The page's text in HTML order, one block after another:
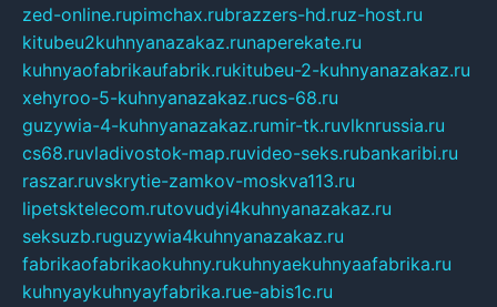
zed-online.rupimchax.rubrazzers-hd.ruz-host.ru
kitubeu2kuhnyanazakaz.runaperekate.ru
kuhnyaofabrikaufabrik.rukitubeu-2-kuhnyanazakaz.ru
xehyroo-5-kuhnyanazakaz.rucs-68.ru
guzywia-4-kuhnyanazakaz.rumir-tk.ruvlknrussia.ru
cs68.ruvladivostok-map.ruvideo-seks.rubankaribi.ru
raszar.ruvskrytie-zamkov-moskva113.ru
lipetsktelecom.rutovudyi4kuhnyanazakaz.ru
seksuzb.ruguzywia4kuhnyanazakaz.ru
fabrikaofabrikaokuhny.rukuhnyaekuhnyaafabrika.ru
kuhnyaykuhnyayfabrika.rue-abis1c.ru